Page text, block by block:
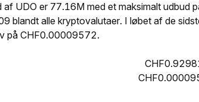
UDO er 77.16M med et maksimalt udbud
blandt alle kryptovalutaer. I løbet af de
på CHF0.00009572.